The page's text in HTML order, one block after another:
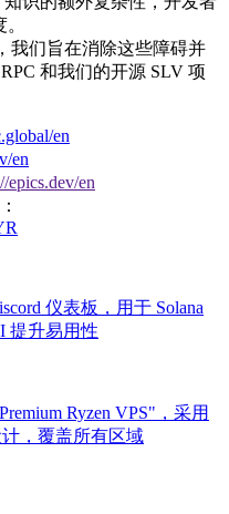
我们旨在消除这些障碍并
和我们的开源 SLV 项
en
en
epics.dev/en
仪表板，用于 Solana
提升易用性
Ryzen VPS"，采用
，覆盖所有区域